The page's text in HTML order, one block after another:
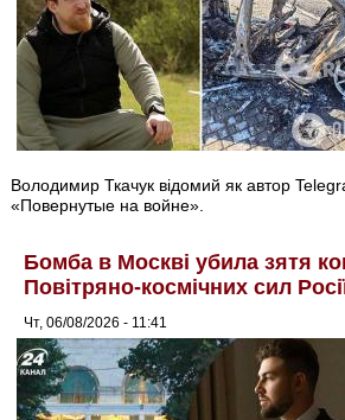
Володимир Ткачук відомий як автор
«Повернутые на войне».
Бомба в Москві убила зятя
Повітряно-космічних сил
Чт, 06/08/2026 - 11:41